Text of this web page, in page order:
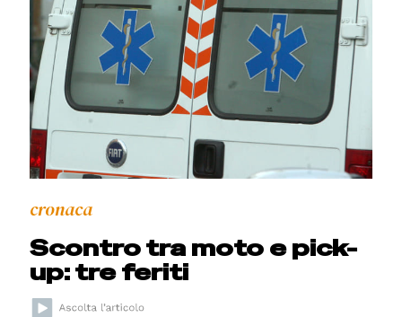
cronaca
Scontro tra moto e pick-
up: tre feriti